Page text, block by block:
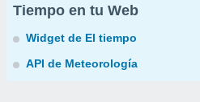
Tiempo en tu Web
Widget de El tiempo
API de Meteorología